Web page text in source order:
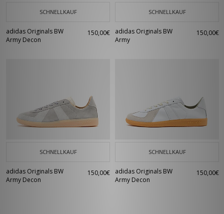
SCHNELLKAUF
adidas Originals BW
Army Decon
150,00€
SCHNELLKAUF
adidas Originals BW
Army
150,00€
SCHNELLKAUF
adidas Originals BW
Army Decon
150,00€
SCHNELLKAUF
adidas Originals BW
Army Decon
150,00€